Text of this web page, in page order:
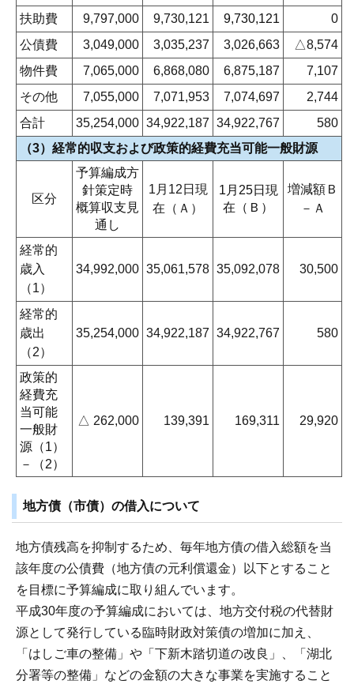
扶助費
9,797,000 9,730,121 9,730,121
0
公債費
3,049,000 3,035,237 3,026,663
△8,574
物件費
7,065,000 6,868,080 6,875,187
7,107
その他
7,055,000 7,071,953 7,074,697
2,744
合計
35,254,000 34,922,187 34,922,767
580
（3）経常的収支および政策的経費充当可能一般財源
区分
予算編成方
針策定時
概算収支見
通し
1月12日現
在（Ａ）
1月25日現
在（Ｂ）
増減額Ｂ
－Ａ
経常的
歳入
（1）
34,992,000 35,061,578 35,092,078 30,500
経常的
歳出
（2）
35,254,000 34,922,187 34,922,767 580
政策的
経費充
当可能
一般財
源（1）
－（2）
△ 262,000 139,391 169,311 29,920
地方債（市債）の借入について
地方債残高を抑制するため、毎年地方債の借入総額を当
該年度の公債費（地方債の元利償還金）以下とすること
を目標に予算編成に取り組んでいます。
平成30年度の予算編成においては、地方交付税の代替財
源として発行している臨時財政対策債の増加に加え、
「はしご車の整備」や「下新木踏切道の改良」、「湖北
分署等の整備」などの金額の大きな事業を実施すること